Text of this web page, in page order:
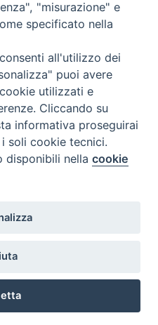
"misurazione" e
specificato nella
all'utilizzo dei
puoi avere
utilizzati e
Cliccando su
informativa proseguirai
soli cookie tecnici.
disponibili nellacookie